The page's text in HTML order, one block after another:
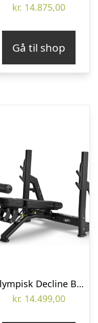
kr. 14.875,00
Gå til shop
Olympisk Decline Bænkpres fra UpForm (Skaffevare)
kr. 14.499,00